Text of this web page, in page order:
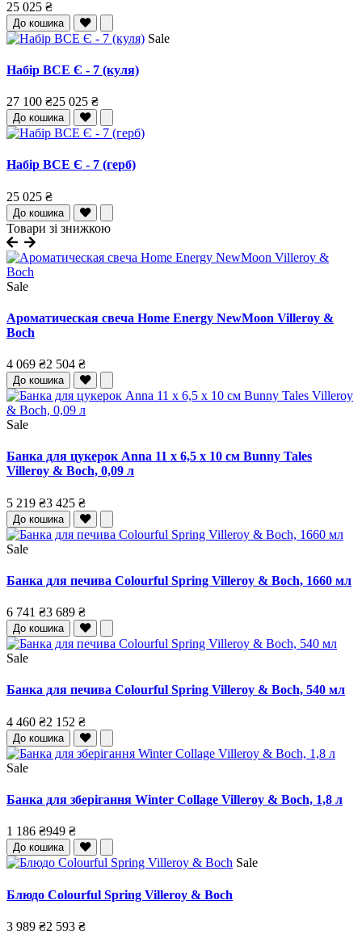
25 025 ₴
До кошика
Sale
Набір ВСЕ Є - 7 (куля)
27 100 ₴25 025 ₴
До кошика
Набір ВСЕ Є - 7 (герб)
25 025 ₴
До кошика
Товари зі знижкою
Sale
Ароматическая свеча Home Energy NewMoon Villeroy &
Boch
4 069 ₴2 504 ₴
До кошика
Sale
Банка для цукерок Anna 11 x 6,5 x 10 см Bunny Tales
Villeroy & Boch, 0,09 л
5 219 ₴3 425 ₴
До кошика
Sale
Банка для печива Colourful Spring Villeroy & Boch, 1660 мл
6 741 ₴3 689 ₴
До кошика
Sale
Банка для печива Colourful Spring Villeroy & Boch, 540 мл
4 460 ₴2 152 ₴
До кошика
Sale
Банка для зберігання Winter Collage Villeroy & Boch, 1,8 л
1 186 ₴949 ₴
До кошика
Sale
Блюдо Colourful Spring Villeroy & Boch
3 989 ₴2 593 ₴